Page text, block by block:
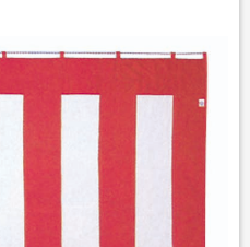
business